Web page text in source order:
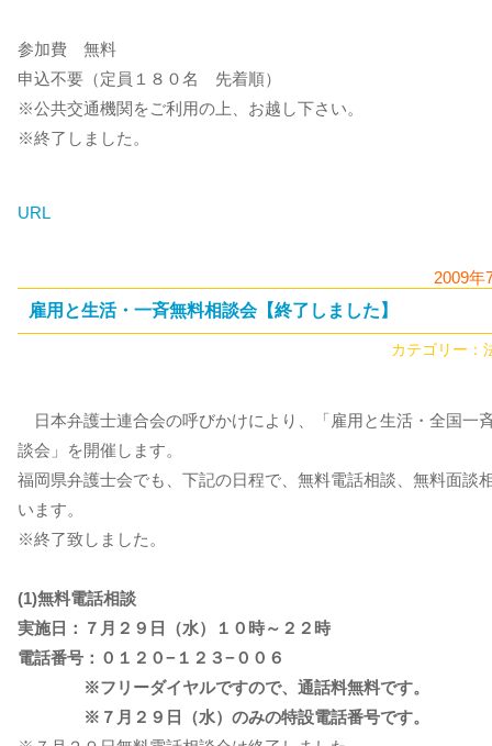
参加費 無料
申込不要（定員１８０名 先着順）
※公共交通機関をご利用の上、お越し下さい。
※終了しました。
URL
2009年
雇用と生活・一斉無料相談会【終了しました】
カテゴリー：
日本弁護士連合会の呼びかけにより、「雇用と生活・全国一
談会」を開催します。
福岡県弁護士会でも、下記の日程で、無料電話相談、無料面談
います。
※終了致しました。
(1)無料電話相談
実施日：７月２９日（水）１０時～２２時
電話番号：０１２０−１２３−００６
※フリーダイヤルですので、通話料無料です。
※７月２９日（水）のみの特設電話番号です。